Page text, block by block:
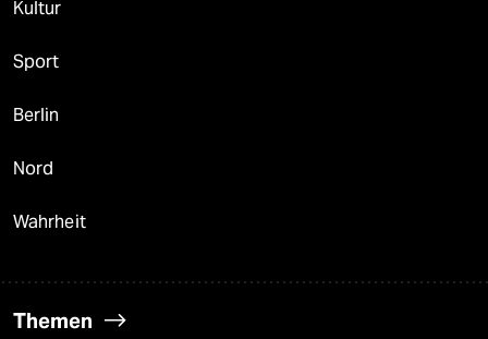
Kultur
Sport
Berlin
Nord
Wahrheit
Themen